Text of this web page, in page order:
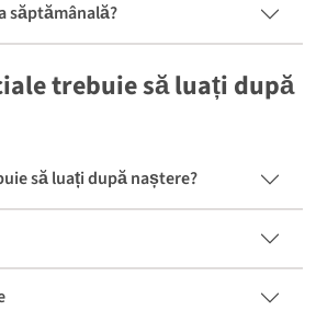
săptămânală?
trebuie să luați după
să luați după naștere?